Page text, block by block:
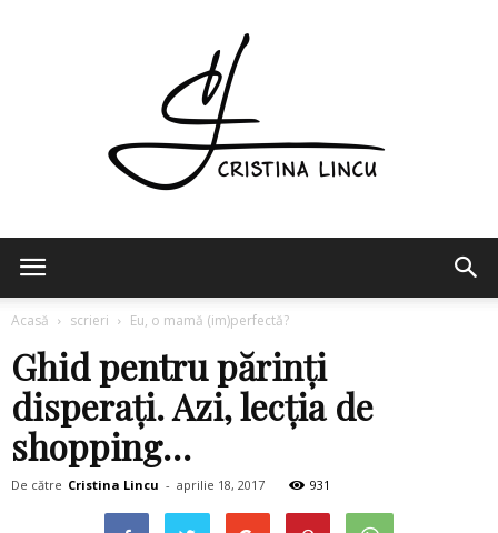
Lincu
Acasă scrieri Eu, o mamă (im)perfectă?
Ghid pentru părinți
disperați. Azi, lecția de
shopping…
De către Cristina Lincu - aprilie 18, 2017 931